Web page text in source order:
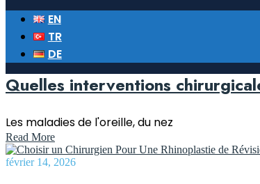
EN
TR
DE
La rhinoplastie, ou chirurgie du nez,
Read More
février 27, 2026
Quelles interventions
Les maladies de l'oreille, du nez
Read More
février 14, 2026